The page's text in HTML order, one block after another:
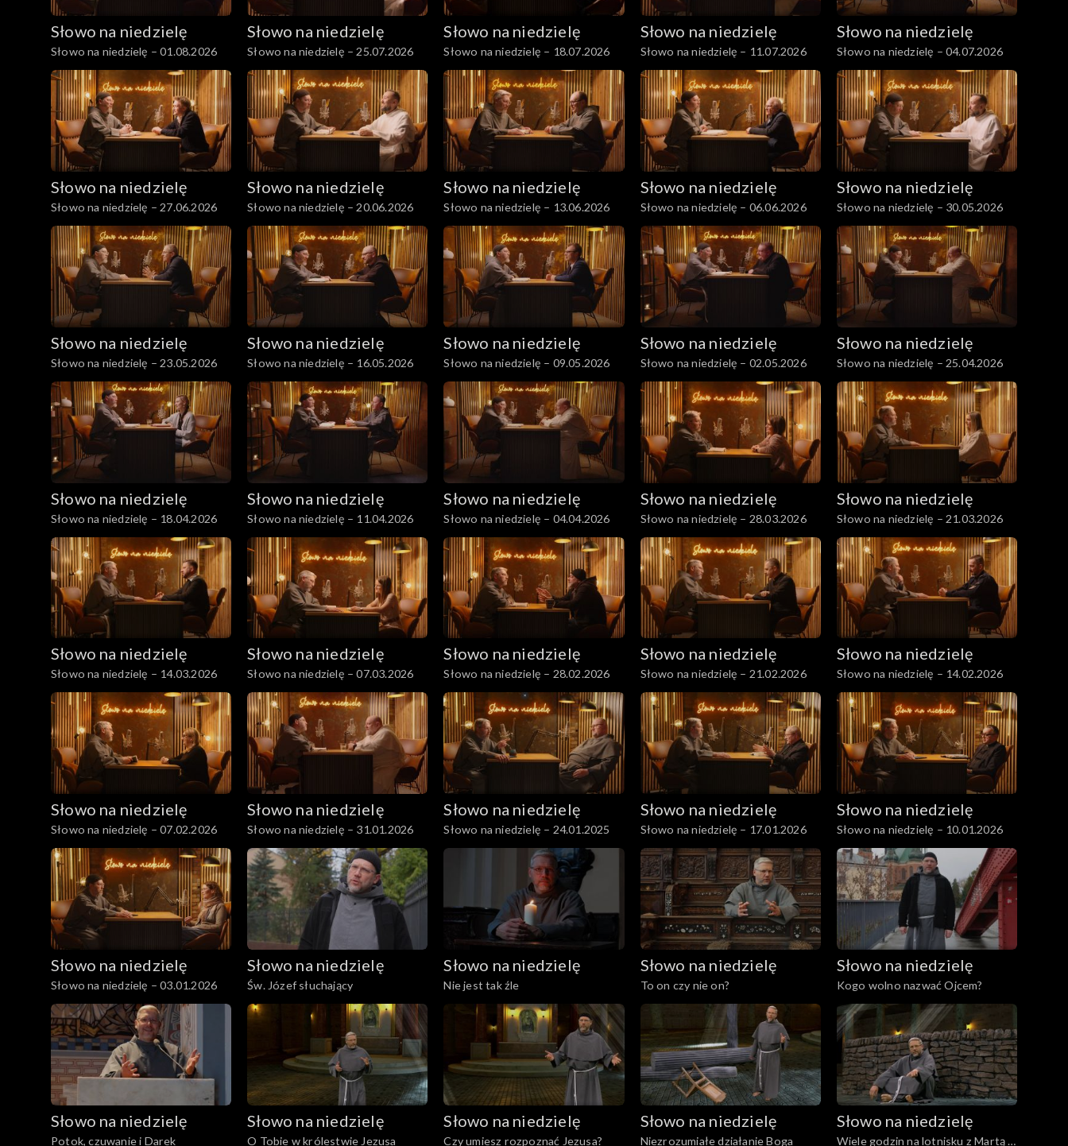
Słowo na niedzielę
Słowo na niedzielę – 01.08.2026
Słowo na niedzielę
Słowo na niedzielę – 25.07.2026
Słowo na niedzielę
Słowo na niedzielę – 18.07.2026
Słowo na niedzielę
Słowo na niedzielę – 11.07.2026
Słowo na niedzielę
Słowo na niedzielę – 04.07.2026
Słowo na niedzielę
Słowo na niedzielę – 27.06.2026
Słowo na niedzielę
Słowo na niedzielę – 20.06.2026
Słowo na niedzielę
Słowo na niedzielę – 13.06.2026
Słowo na niedzielę
Słowo na niedzielę – 06.06.2026
Słowo na niedzielę
Słowo na niedzielę – 30.05.2026
Słowo na niedzielę
Słowo na niedzielę – 23.05.2026
Słowo na niedzielę
Słowo na niedzielę – 16.05.2026
Słowo na niedzielę
Słowo na niedzielę – 09.05.2026
Słowo na niedzielę
Słowo na niedzielę – 02.05.2026
Słowo na niedzielę
Słowo na niedzielę – 25.04.2026
Słowo na niedzielę
Słowo na niedzielę – 18.04.2026
Słowo na niedzielę
Słowo na niedzielę – 11.04.2026
Słowo na niedzielę
Słowo na niedzielę – 04.04.2026
Słowo na niedzielę
Słowo na niedzielę – 28.03.2026
Słowo na niedzielę
Słowo na niedzielę – 21.03.2026
Słowo na niedzielę
Słowo na niedzielę – 14.03.2026
Słowo na niedzielę
Słowo na niedzielę – 07.03.2026
Słowo na niedzielę
Słowo na niedzielę – 28.02.2026
Słowo na niedzielę
Słowo na niedzielę – 21.02.2026
Słowo na niedzielę
Słowo na niedzielę – 14.02.2026
Słowo na niedzielę
Słowo na niedzielę – 07.02.2026
Słowo na niedzielę
Słowo na niedzielę – 31.01.2026
Słowo na niedzielę
Słowo na niedzielę – 24.01.2025
Słowo na niedzielę
Słowo na niedzielę – 17.01.2026
Słowo na niedzielę
Słowo na niedzielę – 10.01.2026
Słowo na niedzielę
Słowo na niedzielę – 03.01.2026
Słowo na niedzielę
Św. Józef słuchający
Słowo na niedzielę
Nie jest tak źle
Słowo na niedzielę
To on czy nie on?
Słowo na niedzielę
Kogo wolno nazwać Ojcem?
Słowo na niedzielę
Potok, czuwanie i Darek
Słowo na niedzielę
O Tobie w królestwie Jezusa
Słowo na niedzielę
Czy umiesz rozpoznać Jezusa?
Słowo na niedzielę
Niezrozumiałe działanie Boga
Słowo na niedzielę
Wiele godzin na lotnisku z Martą i